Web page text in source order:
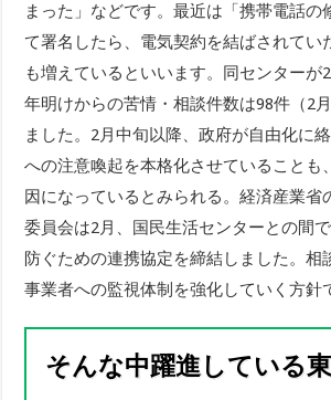
まった」などです。最近は「携帯電話の
て署名したら、電気契約を結ばされてい
も増えているといいます。同センターが
年明けからの苦情・相談件数は98件（2
ました。2月中旬以降、政府が自由化に
への注意喚起を本格化させていることも
因になっているとみられる。経済産業省
委員会は2月、国民生活センターとの間
防ぐための連携協定を締結しました。相
事業者への監視体制を強化していく方針
そんな中躍進している